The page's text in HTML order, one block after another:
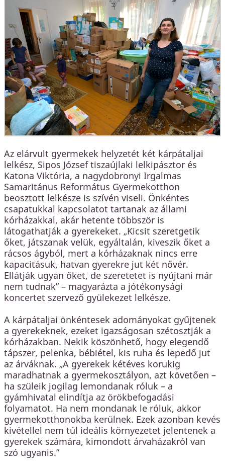
Az elárvult gyermekek helyzetét két kárpátaljai
lelkész, Sipos József tiszaújlaki lelkipásztor és
Katona Viktória, a nagydobronyi Irgalmas
Samaritánus Református Gyermekotthon
beosztott lelkésze is szívén viseli. Önkéntes
csapatukkal kapcsolatot tartanak az állami
kórházakkal, akár hetente többször is
látogathatják a gyerekeket. „Kicsit szeretgetik
őket, játszanak velük, egyáltalán, kiveszik őket a
rácsos ágyból, mert a kórházaknak nincs erre
kapacitásuk, hatvan gyerekre jut két nővér.
Ellátják ugyan őket, de szeretetet is nyújtani már
nem tudnak” – magyarázta a jótékonysági
koncertet szervező gyülekezet lelkésze.
A kárpátaljai önkéntesek adományokat gyűjtenek
a gyerekeknek, ezeket igazságosan szétosztják a
kórházakban. Nekik köszönhető, hogy elegendő
tápszer, pelenka, bébiétel, kis ruha és lepedő jut
az árváknak. „A gyerekek kétéves korukig
maradhatnak a gyermekosztályon, azt követően –
ha szüleik jogilag lemondanak róluk – a
gyámhivatal elindítja az örökbefogadási
folyamatot. Ha nem mondanak le róluk, akkor
gyermekotthonokba kerülnek. Ezek azonban kevés
kivétellel nem túl ideális környezetet jelentenek a
gyerekek számára, kimondott árvaházakról van
szó ugyanis.”